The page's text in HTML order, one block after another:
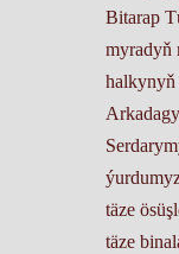
Bitarap
myradyň
täze
täze